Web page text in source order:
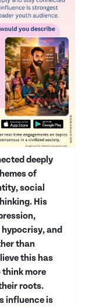
deeply
of
social
His
and
than
this has
think more
roots.
influence is